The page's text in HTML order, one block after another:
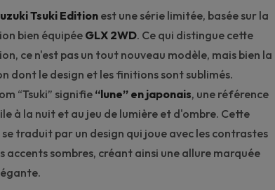
Tsuki Edition est une série limitée, basée sur la
bien équipéeGLX 2WD. Ce qui distingue cette
ce n'est pas un tout nouveau modèle, mais bien la
dont le design et les finitions sont sublimés.
“Tsuki” signifie “lune” en japonais, une référence
à la nuit et au jeu de lumière et d'ombre. Cette
se traduit par un design qui joue avec les contrastes
accents sombres, créant ainsi une allure marquée